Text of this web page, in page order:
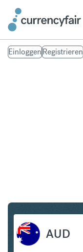
EinloggenRegistrieren
AUD